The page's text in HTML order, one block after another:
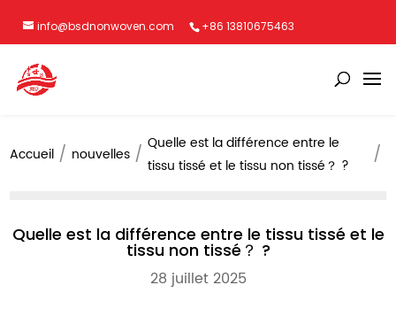
info@bsdnonwoven.com +86 13810675463
Accueil nouvelles
Quelle est la différence entre le
tissu tissé et le tissu non tissé？ ?
Quelle est la différence entre le tissu tissé et le
tissu non tissé？ ?
28 juillet 2025